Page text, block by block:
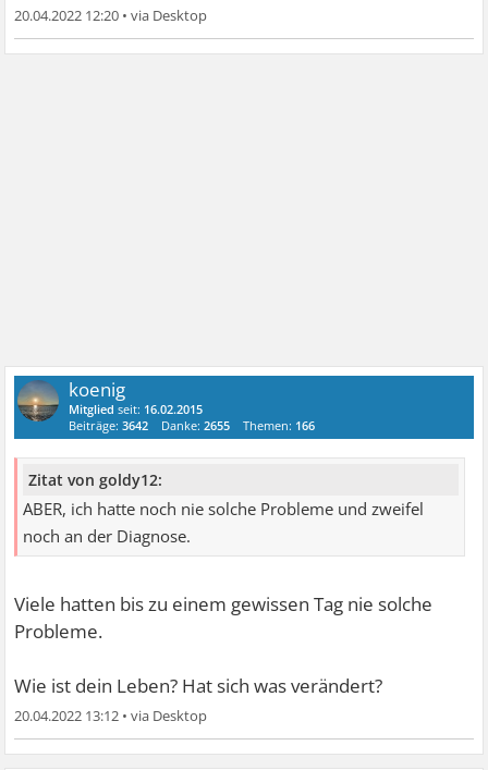
20.04.2022 12:20 •
koenig
Mitglied seit: 16.02.2015
Beiträge:3642 Danke:2655 Themen: 166
Zitat von goldy12:
ABER, ich hatte noch nie solche Probleme und zweifel
noch an der Diagnose.
Viele hatten bis zu einem gewissen Tag nie solche
Probleme.
Wie ist dein Leben? Hat sich was verändert?
20.04.2022 13:12 •